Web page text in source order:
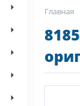
Главная